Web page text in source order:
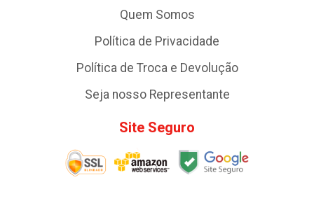
Quem Somos
Política de Privacidade
Política de Troca e Devolução
Seja nosso Representante
Site Seguro